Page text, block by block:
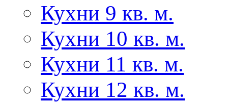
Кухни 9 кв. м.
Кухни 10 кв. м.
Кухни 11 кв. м.
Кухни 12 кв. м.